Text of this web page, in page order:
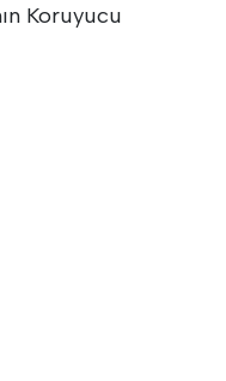
Koruyucu